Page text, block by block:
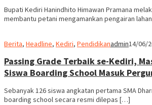
Bupati Kediri Hanindhito Himawan Pramana
membantu petani mengamankan pengairan
Berita, Headline, Kediri, Pendidikanadmin14/06/
Passing Grade Terbaik se-Kediri,
Siswa Boarding School Masuk
Sebanyak 126 siswa angkatan pertama SMA
boarding school secara resmi dilepas […]